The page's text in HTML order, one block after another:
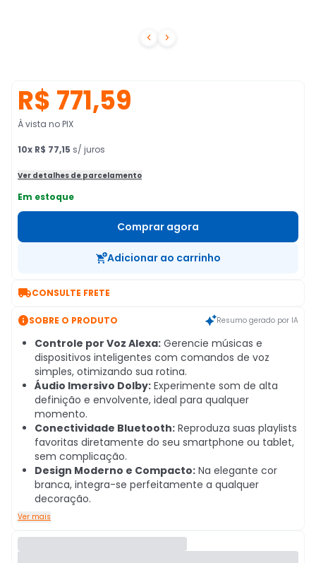
 
R$ 771,59
À vista no PIX
10x R$ 77,15 s/ juros
Ver detalhes de parcelamento
Em estoque
Comprar agora
Adicionar ao carrinho
CONSULTE FRETE
SOBRE O PRODUTO Resumo gerado por IA
Controle por Voz Alexa: Gerencie músicas e
dispositivos inteligentes com comandos de voz
simples, otimizando sua rotina.
Áudio Imersivo Dolby: Experimente som de alta
definição e envolvente, ideal para qualquer
momento.
Conectividade Bluetooth: Reproduza suas playlists
favoritas diretamente do seu smartphone ou tablet,
sem complicação.
Design Moderno e Compacto: Na elegante cor
branca, integra-se perfeitamente a qualquer
decoração.
Ver mais